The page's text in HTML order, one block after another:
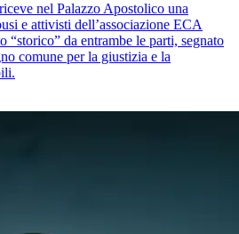
nel Palazzo Apostolico una
e attivisti dell’associazione ECA
da entrambe le parti, segnato
comune per la giustizia e la